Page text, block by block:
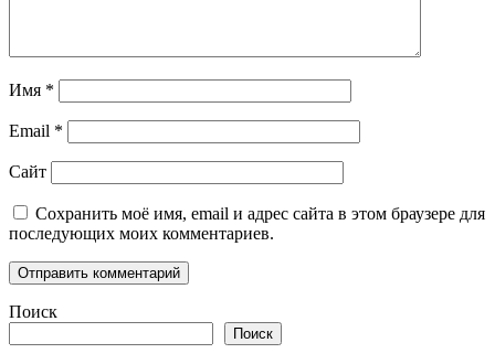
Имя *
Email *
Сайт
Сохранить моё имя, email и адрес сайта в этом браузере для
последующих моих комментариев.
Поиск
Поиск